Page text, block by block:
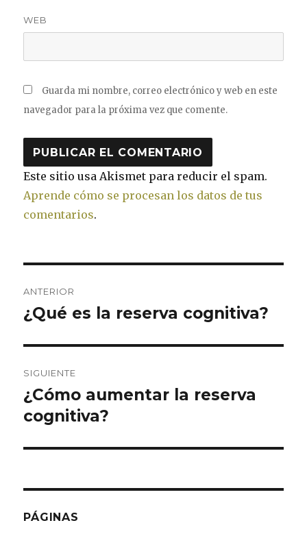
WEB
Guarda mi nombre, correo electrónico y web en este
navegador para la próxima vez que comente.
Este sitio usa Akismet para reducir el spam.
Aprende cómo se procesan los datos de tus
comentarios.
de
ANTERIOR
Entrada
¿Qué es la reserva cognitiva?
SIGUIENTE
Entrada
siguiente:
¿Cómo aumentar la reserva
cognitiva?
PÁGINAS